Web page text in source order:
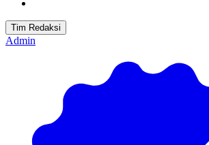
Tim Redaksi
Admin